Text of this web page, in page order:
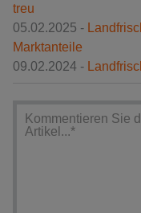
treu
05.02.2025 -
Marktanteile
09.02.2024 -